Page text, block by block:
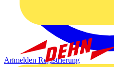
Anmelden Registrierung